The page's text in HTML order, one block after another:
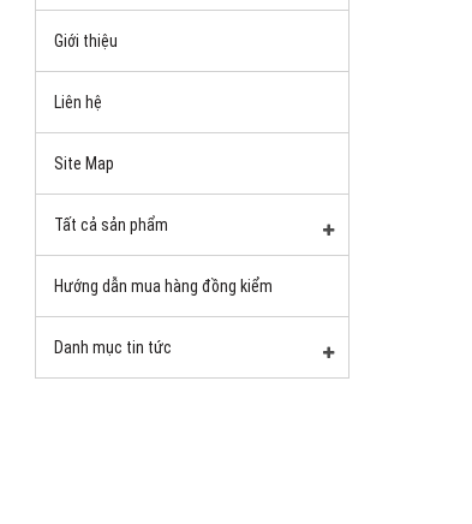
Giới thiệu
Liên hệ
Site Map
Tất cả sản phẩm
Hướng dẫn mua hàng đồng kiểm
Danh mục tin tức